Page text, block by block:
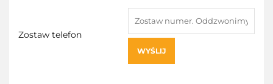
Zostaw telefon
WYŚLIJ